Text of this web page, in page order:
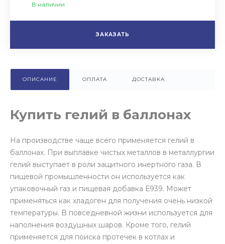
В наличии
ЗАКАЗАТЬ
ОПИСАНИЕ ОПЛАТА ДОСТАВКА
Купить гелий в баллонах
На производстве чаще всего применяется гелий в
баллонах. При выплавке чистых металлов в металлургии
гелий выступает в роли защитного инертного газа. В
пищевой промышленности он используется как
упаковочный газ и пищевая добавка Е939. Может
применяться как хладоген для получения очень низкой
температуры. В повседневной жизни используется для
наполнения воздушных шаров. Кроме того, гелий
применяется для поиска протечек в котлах и